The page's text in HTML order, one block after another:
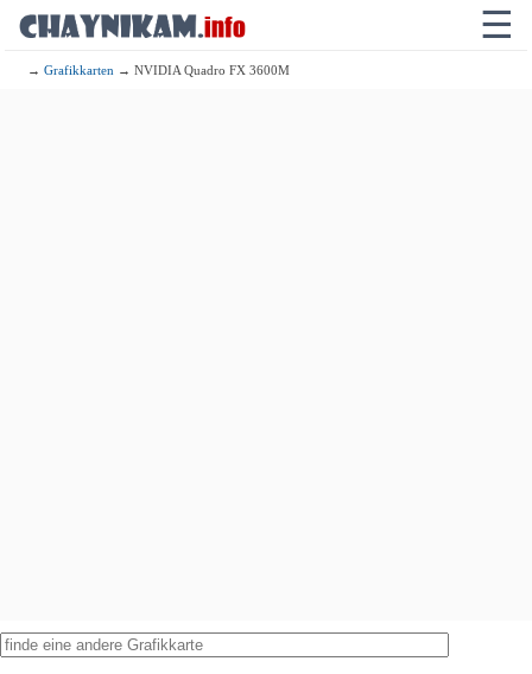
☰
→Grafikkarten → NVIDIA Quadro FX 3600M